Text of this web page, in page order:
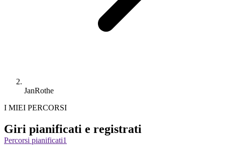
JanRothe
I MIEI PERCORSI
Giri pianificati e registrati
Percorsi pianificati1